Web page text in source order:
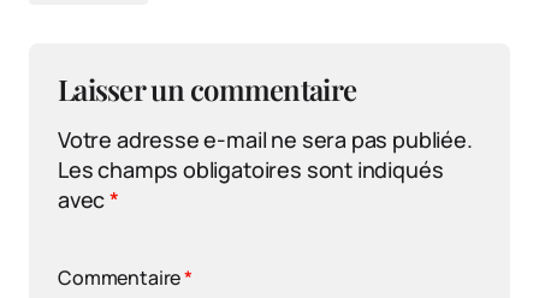
Laisser un commentaire
Votre adresse e-mail ne sera pas publiée.
Les champs obligatoires sont indiqués
avec*
Commentaire*